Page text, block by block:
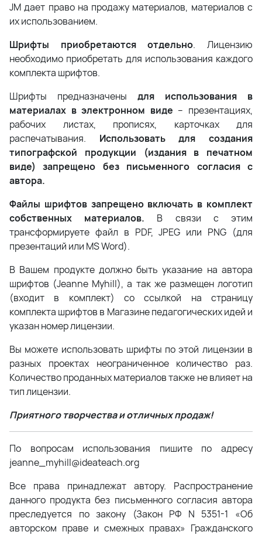
JM дает право на продажу материалов, материалов с
их использованием.
Шрифты приобретаются отдельно. Лицензию
необходимо приобретать для использования каждого
комплекта шрифтов.
Шрифты предназначены для использования в
материалах в электронном виде – презентациях,
рабочих листах, прописях, карточках для
распечатывания. Использовать для создания
типографской продукции (издания в печатном
виде) запрещено без письменного согласия с
автора.
Файлы шрифтов запрещено включать в комплект
собственных материалов. В связи с этим
трансформируете файл в PDF, JPEG или PNG (для
презентаций или MS Word).
В Вашем продукте должно быть указание на автора
шрифтов (Jeanne Myhill), а так же размещен логотип
(входит в комплект) со ссылкой на страницу
комплекта шрифтов в Магазине педагогических идей и
указан номер лицензии.
Вы можете использовать шрифты по этой лицензии в
разных проектах неограниченное количество раз.
Количество проданных материалов также не влияет на
тип лицензии.
Приятного творчества и отличных продаж!
По вопросам использования пишите по адресу
jeanne_myhill@ideateach.org
Все права принадлежат автору. Распространение
данного продукта без письменного согласия автора
преследуется по закону (Закон РФ N 5351-1 «Об
авторском праве и смежных правах» Гражданского